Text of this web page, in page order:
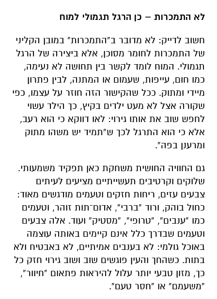
לא התמכרות – כן הרגל תגמולי למוח
חשוב לדייק: לא מדובר ב“התמכרות” במובן הקליני
של התמכרות לחומר מסוכן, אלא ביצירה של הרגל
תגמולי. המוח לומד לקשר בין תחושה לא נעימה,
כמו חום, עייפות, שעמום או המתנה, לבין פתרון
מיידי ומתוק. ככל שהקישור הזה חוזר על עצמו, כפי
שקורה אצל לא מעט ילדים בקיץ, כך הילד עשוי
לחפש שוב את אותו גירוי: לאו דווקא כי הוא רעב,
אלא כי הוא התרגל לכך ש“תמיד יש משהו מתוק
ומרענן בפה”.
גם החוויה החושית משחקת כאן תפקיד משמעותי.
שלוקים וקרטיבים תעשייתיים מציעים לעיתים
צבעים עזים, ריחות חזקים וטעמים מודגשים מאוד:
כחול בוהק, ורוד “ברבי”, אדום־תות זוהר, וטעמים
כמו “ענבים”, “טרופי”, “מסטיק” ועוד. אלה צבעים
וטעמים שבדרך כלל אינם קיימים באותה עוצמה
באוכל גולמי: לא בענבים אמיתיים, לא באבטיח ולא
בתות. כשהחך והעין פוגשים שוב ושוב גירוי חזק כל
כך, מזון טבעי יותר עלול להיראות פתאום “חיוור”,
“משעמם” או “חסר טעם”.